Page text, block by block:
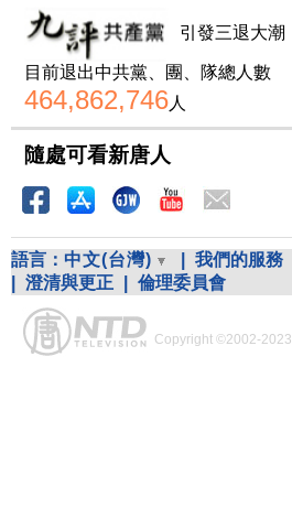
引發三退大潮
目前退出中共黨、團、隊總人數
464,862,746人
隨處可看新唐人
語言： 中文(台灣) 我們的服務
澄清與更正 倫理委員會
Copyright ©2002-2023